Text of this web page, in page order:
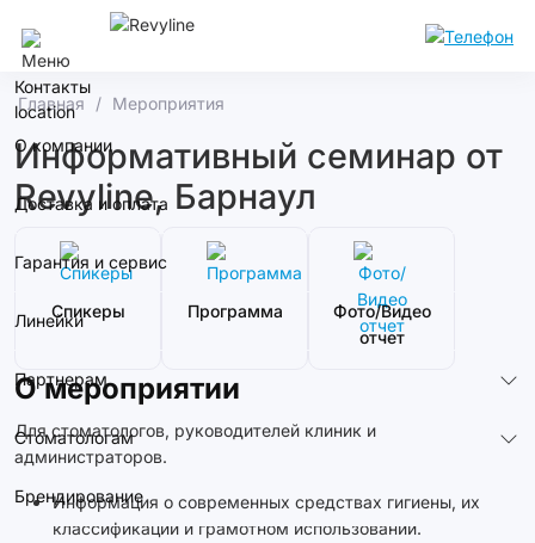
Контакты
О компании
Доставка и оплата
Гарантия и сервис
Линейки
Партнерам
Стоматологам
Брендирование
Главная Мероприятия
Информативный семинар от
Revyline, Барнаул
Спикеры Программа
Фото/Видео
отчет
О мероприятии
Для стоматологов, руководителей клиник и
администраторов.
Информация о современных средствах гигиены, их
классификации и грамотном использовании.